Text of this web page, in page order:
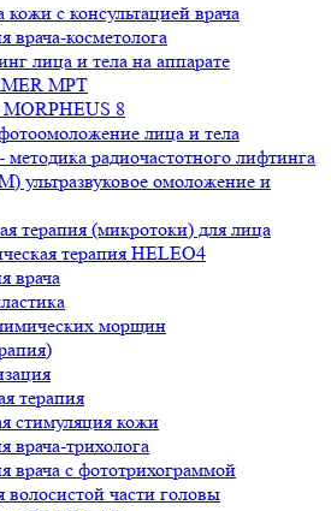
кожи с консультацией врача
врача-косметолога
лица и тела на аппарате
MPT
8
лица и тела
радиочастотного лифтинга
ультразвуковое омоложение и
терапия (микротоки) для лица
терапия HELEO4
врача
морщин
терапия
стимуляция кожи
врача-трихолога
врача с фототрихограммой
волосистой части головы